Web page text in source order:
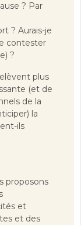
? Par
? Aurais-je
contester
?
plus
(et de
de la
la
ils
proposons
et
et des